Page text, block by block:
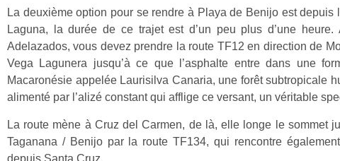
La deuxième option pour se rendre à Playa de Benijo est
Laguna, la durée de ce trajet est d’un peu plus d’une
Adelazados, vous devez prendre la route TF12 en direction de
Vega Lagunera jusqu’à ce que l’asphalte entre dans une
Macaronésie appelée Laurisilva Canaria, une forêt subtropicale
alimenté par l’alizé constant qui afflige ce versant, un véritable
La route mène à Cruz del Carmen, de là, elle longe le sommet
Taganana / Benijo par la route TF134, qui rencontre
depuis Santa Cruz.